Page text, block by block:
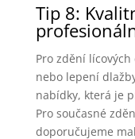
Tip 8:
Pro zdění
nebo lepení
nabídky, která je
Pro současné
doporučujeme